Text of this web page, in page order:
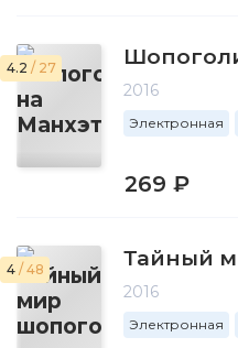
4.2 / 27
2016
Электронная
269 ₽
4 / 48 Тайный
2016
Электронная